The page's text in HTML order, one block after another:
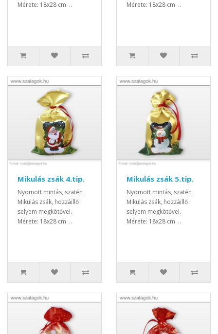
Mérete: 18x28 cm ..
Mérete: 18x28 cm ..
Mikulás zsák 4.tip.
Nyomott mintás, szatén
Mikulás zsák, hozzáillő
selyem megkötővel.
Mérete: 18x28 cm ..
Mikulás zsák 5.tip.
Nyomott mintás, szatén
Mikulás zsák, hozzáillő
selyem megkötővel.
Mérete: 18x28 cm ..